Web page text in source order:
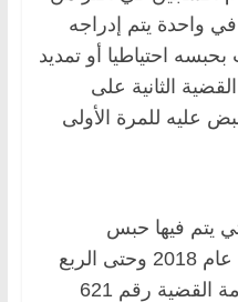
واحدة يتم إدراجه
احتياطيا أو تمديد
الثانية على
عليه للمرة الأولى
يتم فيها حبس
أكسجين، ولكن سبقه حبس عام 2018 وحتى الربع
الثاني من عام 2019 على ذمة القضية رقم 621